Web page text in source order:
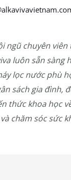
ngũ chuyên viên
luôn sẵn sàng
lọc nước phù
sách gia đình,
thức khoa học
chăm sóc sức